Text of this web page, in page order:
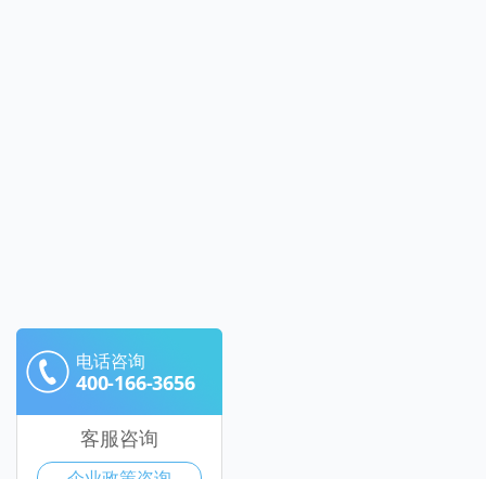
电话咨询
400-166-3656
客服咨询